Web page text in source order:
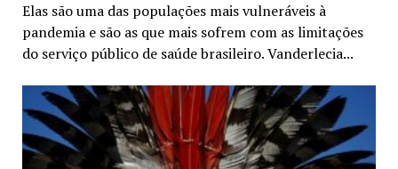
Elas são uma das populações mais vulneráveis à
pandemia e são as que mais sofrem com as limitações
do serviço público de saúde brasileiro. Vanderlecia...